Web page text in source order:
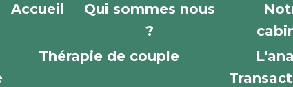
Accueil
Qui sommes nous
?
Thérapie de couple